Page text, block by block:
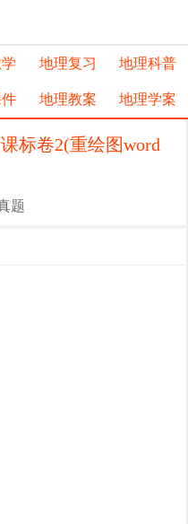
地理复习 地理科普
地理教案 地理学案
标卷2(重绘图word
题